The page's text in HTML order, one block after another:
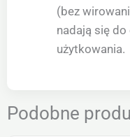
(bez
nadają się do
użytkowania.
Podobne